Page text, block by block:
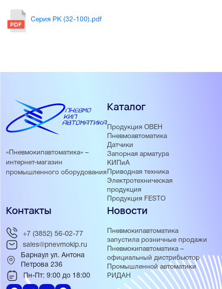
Серия PK (32-100).pdf
«Пневмокипавтоматика» –
интернет-магазин
промышленного оборудования
Каталог
Продукция ОВЕН
Пневмоавтоматика
Датчики
Запорная арматура
КИПиА
Приводная техника
Электротехническая
продукция
Продукция FESTO
Новости
Пневмокипавтоматика
запустила розничные продажи
Пневмокипавтоматика –
официальный дистрибьютор
Промышленной автоматики
РИДАН
Контакты
+7 (3852) 56-02-77
sales@pnevmokip.ru
Барнаул ул. Антона
Петрова 236
Пн-Пт: 9:00 до 18:00